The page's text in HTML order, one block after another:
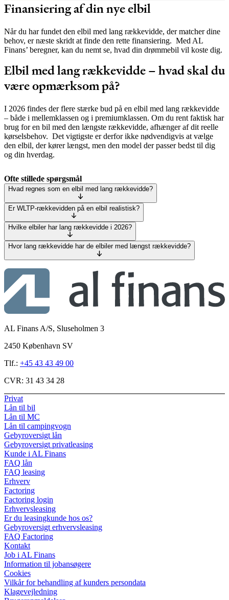
Finansiering af din nye elbil
Når du har fundet den elbil med lang rækkevidde, der matcher dine
behov, er næste skridt at finde den rette finansiering. Med AL
Finans’ beregner, kan du nemt se, hvad din drømmebil vil koste dig.
Elbil med lang rækkevidde – hvad skal du
være opmærksom på?
I 2026 findes der flere stærke bud på en elbil med lang rækkevidde
– både i mellemklassen og i premiumklassen. Om du rent faktisk har
brug for en bil med den længste rækkevidde, afhænger af dit reelle
kørselsbehov. Det vigtigste er derfor ikke nødvendigvis at vælge
den elbil, der kører længst, men den model der passer bedst til dig
og din hverdag.
Ofte stillede spørgsmål
Hvad regnes som en elbil med lang rækkevidde?
Er WLTP-rækkevidden på en elbil realistisk?
Hvilke elbiler har lang rækkevidde i 2026?
Hvor lang rækkevidde har de elbiler med længst rækkevidde?
AL Finans A/S, Sluseholmen 3
2450 København SV
Tlf.: +45 43 43 49 00
CVR: 31 43 34 28
Privat
Lån til bil
Lån til MC
Lån til campingvogn
Gebyroversigt lån
Gebyroversigt privatleasing
Kunde i AL Finans
FAQ lån
FAQ leasing
Erhverv
Factoring
Factoring login
Erhvervsleasing
Er du leasingkunde hos os?
Gebyroversigt erhvervsleasing
FAQ Factoring
Kontakt
Job i AL Finans
Information til jobansøgere
Cookies
Vilkår for behandling af kunders persondata
Klagevejledning